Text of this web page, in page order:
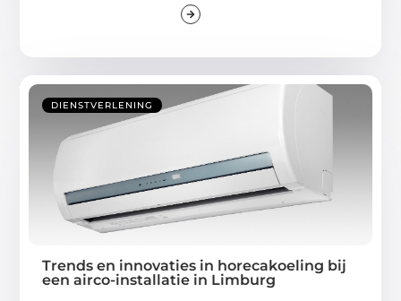
DIENSTVERLENING
Trends en innovaties in horecakoeling bij
een airco-installatie in Limburg